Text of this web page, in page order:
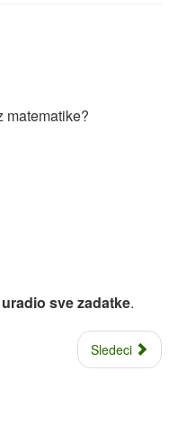
matematike?
sve zadatke.
Sledeci